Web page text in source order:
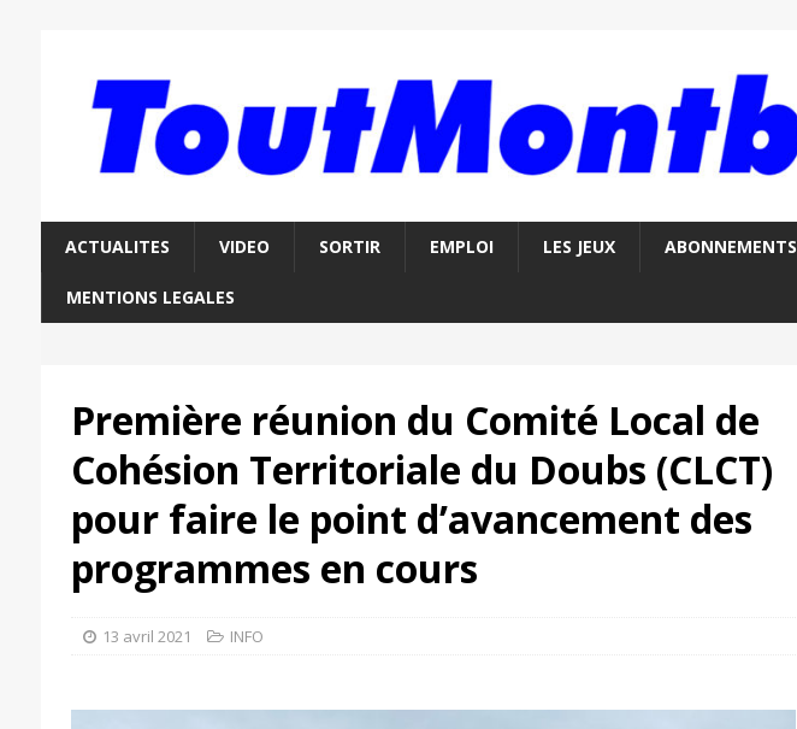
ACTUALITES VIDEO SORTIR EMPLOI LES JEUX ABONNEMENTS
MENTIONS LEGALES
Première réunion du Comité Local de
Cohésion Territoriale du Doubs (CLCT)
pour faire le point d’avancement des
programmes en cours
13 avril 2021 INFO